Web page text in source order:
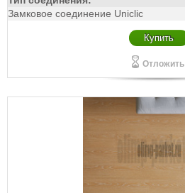
Замковое соединение Uniclic
Купить
Отложить